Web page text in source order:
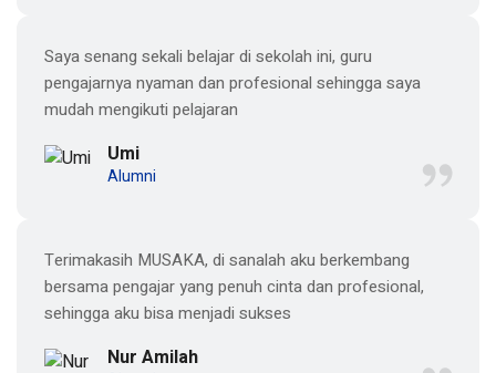
Saya senang sekali belajar di sekolah ini, guru
pengajarnya nyaman dan profesional sehingga saya
mudah mengikuti pelajaran
Umi
Alumni
Terimakasih MUSAKA, di sanalah aku berkembang
bersama pengajar yang penuh cinta dan profesional,
sehingga aku bisa menjadi sukses
Nur Amilah